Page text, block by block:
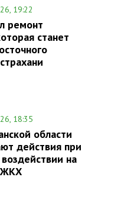
19:22
ремонт
станет
18:35
области
действия при
на
ЖКХ